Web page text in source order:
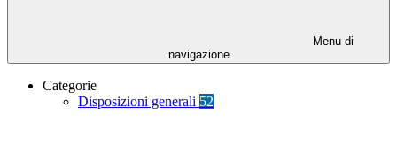
Menu di
navigazione
Categorie
Disposizioni generali 52